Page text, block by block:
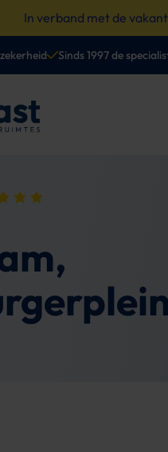
In verband met de
Sinds 1997 de